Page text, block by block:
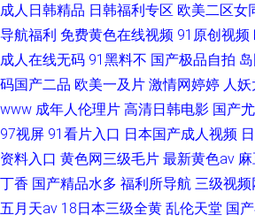
成人日韩精品 日韩福利专区 欧美二区女
导航福利 免费黄色在线视频 91原创视频
成人在线无码 91黑料不 国产极品自拍
码国产二品 欧美一及片 激情网婷婷 人
www 成年人伦理片 高清日韩电影 国产
97视屏 91看片入口 日本国产成人视频
资料入口 黄色网三级毛片 最新黄色av
丁香 国产精品水多 福利所导航 三级视
五月天av 18日本三级全黄 乱伦天堂 国